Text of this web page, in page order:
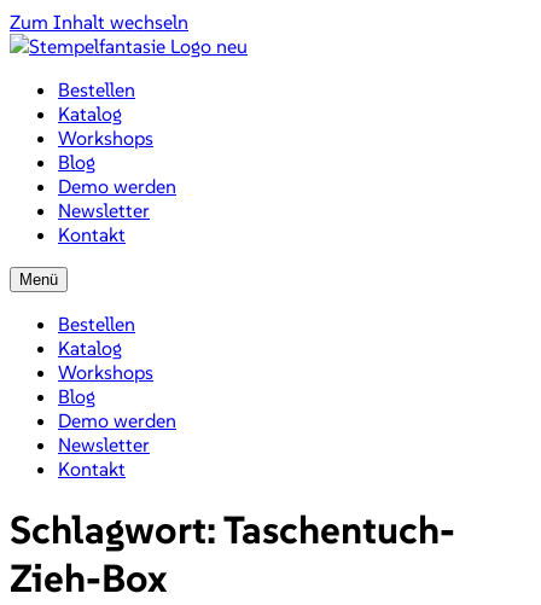
Zum Inhalt wechseln
Bestellen
Katalog
Workshops
Blog
Demo werden
Newsletter
Kontakt
Menü
Bestellen
Katalog
Workshops
Blog
Demo werden
Newsletter
Kontakt
Schlagwort:Taschentuch-
Zieh-Box